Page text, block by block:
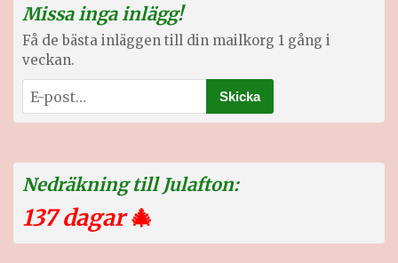
Missa inga inlägg!
Få de bästa inläggen till din mailkorg 1 gång i
veckan.
Nedräkning till Julafton:
137 dagar🎄